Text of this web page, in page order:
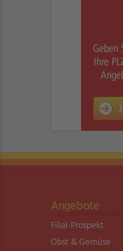
Angebote
Filial-Prospekt
Obst & Gemüse